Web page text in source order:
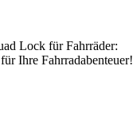
Lock für Fahrräder:
Ihre Fahrradabenteuer!